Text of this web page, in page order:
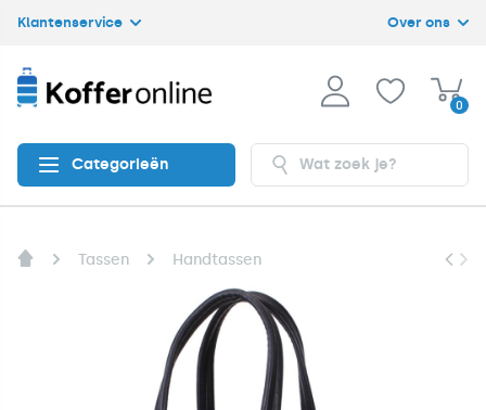
Klantenservice Over ons
0
Categorieën
Tassen Handtassen